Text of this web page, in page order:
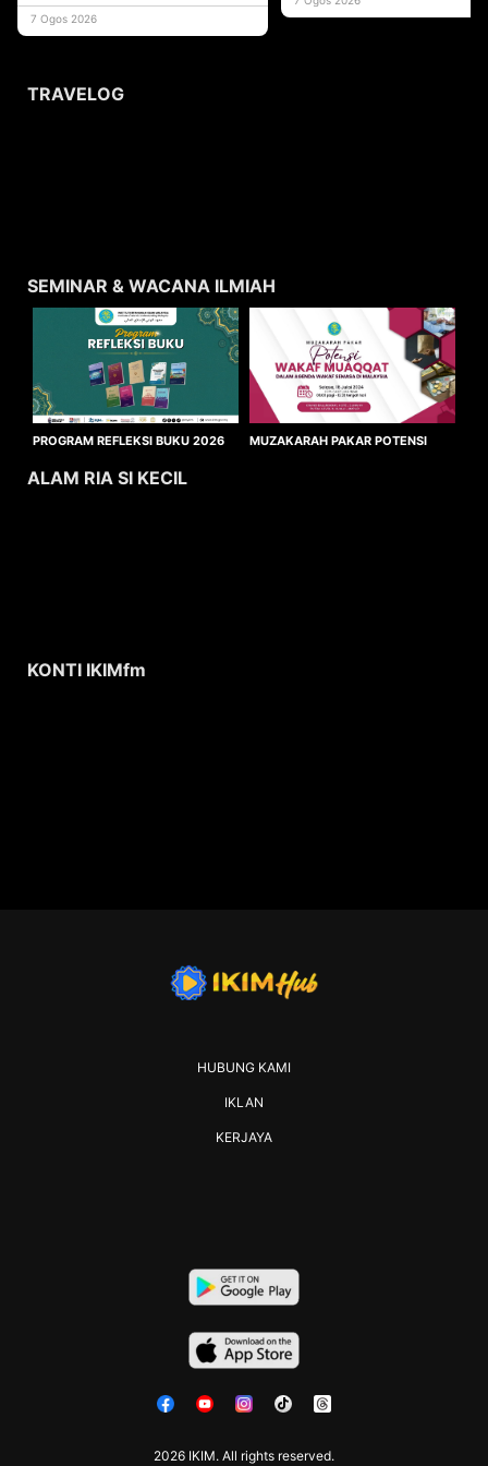
usaha
7 Ogos 2026
TRAVELOG
SEMINAR & WACANA ILMIAH
PROGRAM REFLEKSI BUKU 2026
MUZAKARAH PAKAR POTENSI
ALAM RIA SI KECIL
KONTI IKIMfm
2026 IKIM. All rights reserved.
HUBUNG KAMI
IKLAN
KERJAYA